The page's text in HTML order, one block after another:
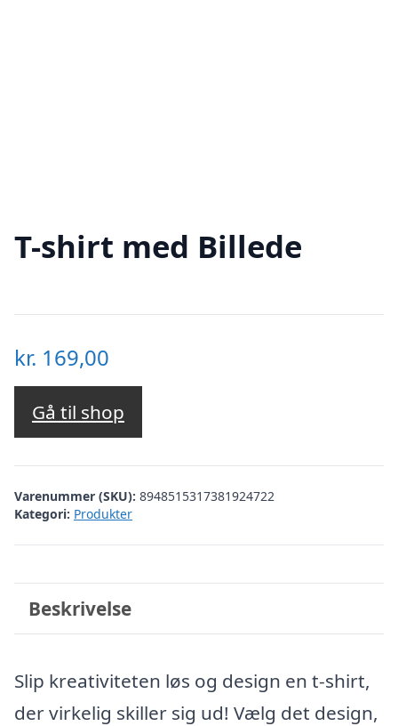
T-shirt med Billede
kr. 169,00
Gå til shop
Varenummer (SKU): 8948515317381924722
Kategori: Produkter
Beskrivelse
Slip kreativiteten løs og design en t-shirt,
der virkelig skiller sig ud! Vælg det design,